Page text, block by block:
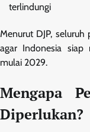
terlindungi
Menurut DJP,
agar Indonesia siap
mulai 2029.
Mengapa
Diperlukan?